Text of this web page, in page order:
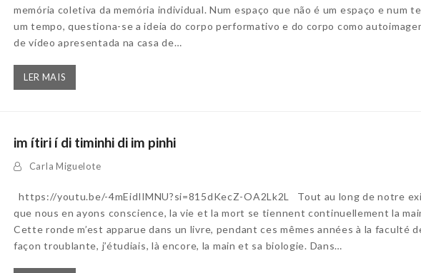
memória coletiva da memória individual. Num espaço que não é um espaço e num
um tempo, questiona-se a ideia do corpo performativo e do corpo como
de vídeo apresentada na casa de…
LER MAIS
im ítiri í di timinhi di im pinhi
Carla Miguelote
https://youtu.be/-4mEidIlMNU?si=815dKecZ-OA2Lk2L Tout au long de notre
que nous en ayons conscience, la vie et la mort se tiennent continuellement la
Cette ronde m’est apparue dans un livre, pendant ces mêmes années à la faculté
façon troublante, j’étudiais, là encore, la main et sa biologie. Dans…